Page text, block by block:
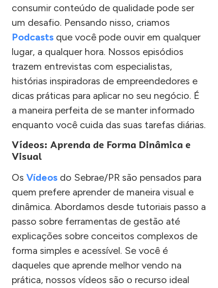
consumir conteúdo de qualidade pode ser
um desafio. Pensando nisso, criamos
Podcasts que você pode ouvir em qualquer
lugar, a qualquer hora. Nossos episódios
trazem entrevistas com especialistas,
histórias inspiradoras de empreendedores e
dicas práticas para aplicar no seu negócio. É
a maneira perfeita de se manter informado
enquanto você cuida das suas tarefas diárias.
Vídeos: Aprenda de Forma Dinâmica e
Visual
Os Vídeos do Sebrae/PR são pensados para
quem prefere aprender de maneira visual e
dinâmica. Abordamos desde tutoriais passo a
passo sobre ferramentas de gestão até
explicações sobre conceitos complexos de
forma simples e acessível. Se você é
daqueles que aprende melhor vendo na
prática, nossos vídeos são o recurso ideal